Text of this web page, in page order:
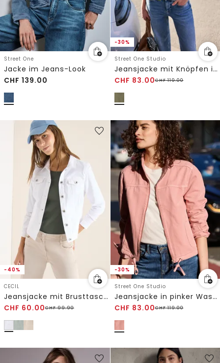
Street One
Jacke im Jeans-Look
CHF 139.00
-30%
Street One Studio
Jeansjacke mit Knöpfen im Cropped Fit
CHF 83.00CHF119.00
-40%
CECIL
Jeansjacke mit Brusttaschen und Knöpfen
CHF 60.00CHF99.90
-30%
Street One Studio
Jeansjacke in pinker Waschung
CHF 83.00CHF119.00